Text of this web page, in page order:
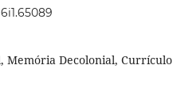
Memória Decolonial, Currículo